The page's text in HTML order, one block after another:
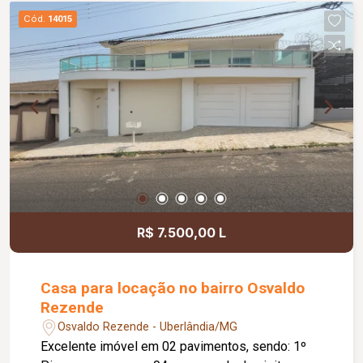
Cód. 14015
R$ 7.500,00 L
Casa para locação no bairro Osvaldo
Rezende
Osvaldo Rezende - Uberlândia/MG
Excelente imóvel em 02 pavimentos, sendo: 1º